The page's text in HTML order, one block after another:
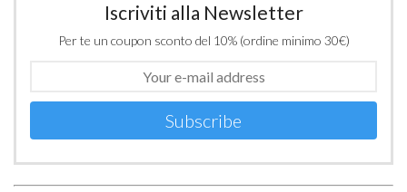
Iscriviti alla Newsletter
Per te un coupon sconto del 10% (ordine minimo 30€)
Subscribe